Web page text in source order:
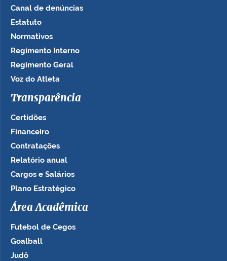
Canal de denúncias
Estatuto
Normativos
Regimento Interno
Regimento Geral
Voz do Atleta
Transparência
Certidões
Financeiro
Contratações
Relatório anual
Cargos e Salários
Plano Estratégico
Área Acadêmica
Futebol de Cegos
Goalball
Judô